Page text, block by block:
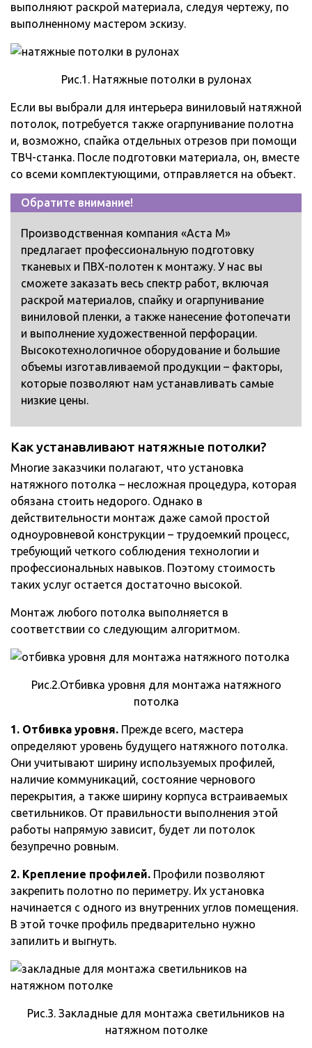
выполняют раскрой материала, следуя чертежу, по
выполненному мастером эскизу.
Рис.1. Натяжные потолки в рулонах
Если вы выбрали для интерьера виниловый натяжной
потолок, потребуется также огарпунивание полотна
и, возможно, спайка отдельных отрезов при помощи
ТВЧ-станка. После подготовки материала, он, вместе
со всеми комплектующими, отправляется на объект.
Обратите внимание!
Производственная компания «Аста М»
предлагает профессиональную подготовку
тканевых и ПВХ-полотен к монтажу. У нас вы
сможете заказать весь спектр работ, включая
раскрой материалов, спайку и огарпунивание
виниловой пленки, а также нанесение фотопечати
и выполнение художественной перфорации.
Высокотехнологичное оборудование и большие
объемы изготавливаемой продукции – факторы,
которые позволяют нам устанавливать самые
низкие цены.
Как устанавливают натяжные потолки?
Многие заказчики полагают, что установка
натяжного потолка – несложная процедура, которая
обязана стоить недорого. Однако в
действительности монтаж даже самой простой
одноуровневой конструкции – трудоемкий процесс,
требующий четкого соблюдения технологии и
профессиональных навыков. Поэтому стоимость
таких услуг остается достаточно высокой.
Монтаж любого потолка выполняется в
соответствии со следующим алгоритмом.
Рис.2.Отбивка уровня для монтажа натяжного
потолка
1. Отбивка уровня. Прежде всего, мастера
определяют уровень будущего натяжного потолка.
Они учитывают ширину используемых профилей,
наличие коммуникаций, состояние чернового
перекрытия, а также ширину корпуса встраиваемых
светильников. От правильности выполнения этой
работы напрямую зависит, будет ли потолок
безупречно ровным.
2. Крепление профилей. Профили позволяют
закрепить полотно по периметру. Их установка
начинается с одного из внутренних углов помещения.
В этой точке профиль предварительно нужно
запилить и выгнуть.
Рис.3. Закладные для монтажа светильников на
натяжном потолке